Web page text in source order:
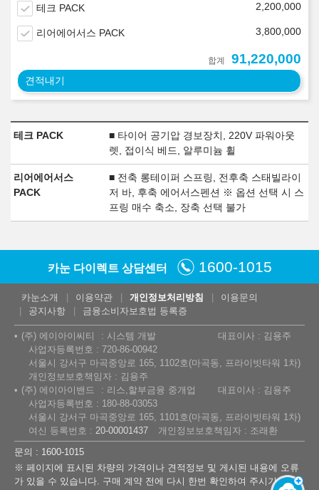
테크 PACK 2,200,000
리어에어서스 PACK 3,800,000
합계 91,220,000
견적내기
테크 PACK
■ 타이어 공기압 경보장치, 220V 파워아웃
렛, 접이식 베드, 알루미늄 휠
리어에어서스
PACK
■ 전축 롱테이퍼 스프링, 전후축 스태빌라이
저 바, 후축 에어서스펜션 ※ 옵션 선택 시 스
프링 매수 축소, 장축 선택 불가
카눈 다이렉트 상담센터 1600-1015
카눈소개 이용약관 개인정보처리방침
이용문의
공지사항
금융소비자보호법 등록증
(주) 에이아이씨티 시스템 개발
대표이사 : 김용주
사업자등록번호 : 720-86-00942
서울시 강서구 마곡중앙로 165, 1102호(마곡동, 프라이빗타워 1차)
개인정보보호책임자 : 김용주
(주) 에이아이밴드
리스,할부금융 중개업
대표이사 : 김용주
사업자등록번호 : 180-88-03053
서울시 강서구 마곡중앙로 165, 1101호(마곡동, 프라이빗타워 1차)
여신 등록번호 : 20-00001437
개인정보보호책임자 : 조래환
문의 : 1600-1015
※ 페이지에 표시된 차량의 가격이나 견적정보 및 게시된 내용에 오류
가 있을 수 있습니다. 구매 계약 전에 다시 한번 확인하여 주시기 바랍